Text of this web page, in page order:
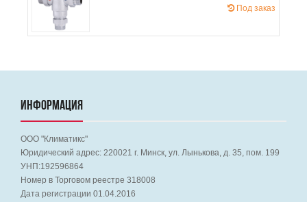
Под заказ
ИНФОРМАЦИЯ
ООО "Климатикс"
Юридический адрес: 220021 г. Минск, ул. Лынькова, д. 35, пом. 199
УНП:192596864
Номер в Торговом реестре 318008
Дата регистрации 01.04.2016